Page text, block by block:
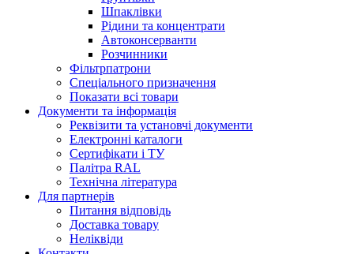
Шпаклівки
Рідини та концентрати
Автоконсерванти
Розчинники
Фільтрпатрони
Спеціального призначення
Показати всі товари
Документи та інформація
Реквізити та установчі документи
Електронні каталоги
Сертифікати і ТУ
Палітра RAL
Технічна література
Для партнерів
Питання відповідь
Доставка товару
Неліквіди